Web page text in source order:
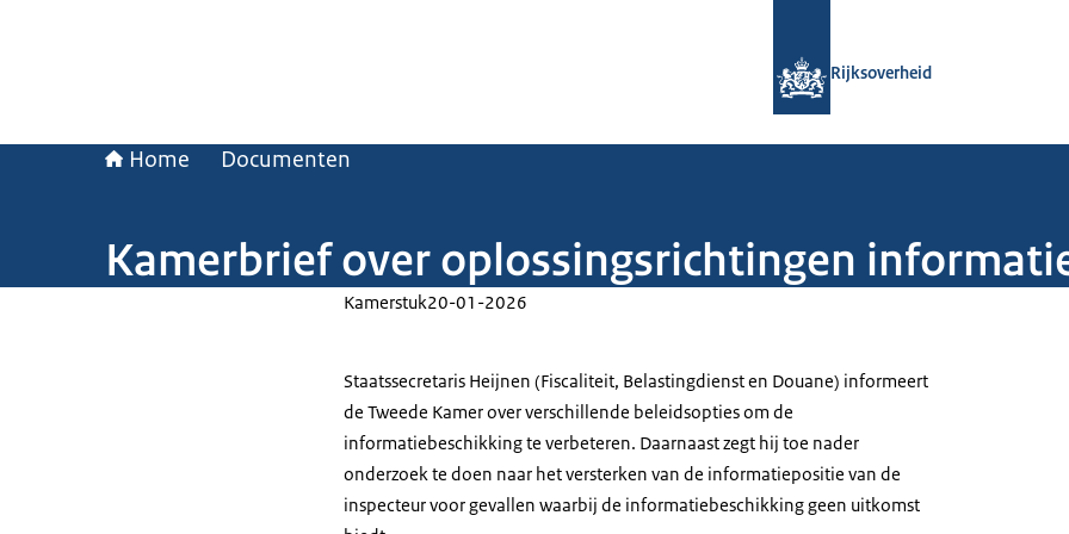
Rijksoverheid
Home Documenten
Kamerbrief over oplossingsrichtingen
Kamerstuk20-01-2026
Staatssecretaris Heijnen (Fiscaliteit, Belastingdienst en Douane) informeert
de Tweede Kamer over verschillende beleidsopties om de
informatiebeschikking te verbeteren. Daarnaast zegt hij toe nader
onderzoek te doen naar het versterken van de informatiepositie van de
inspecteur voor gevallen waarbij de informatiebeschikking geen uitkomst